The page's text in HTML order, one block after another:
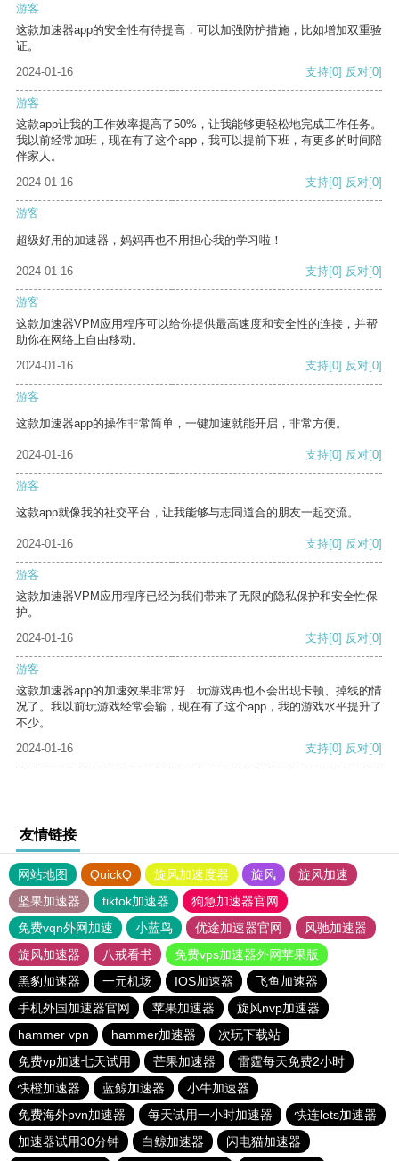
游客
这款加速器app的安全性有待提高，可以加强防护措施，比如增加双重验
证。
2024-01-16
支持[0] 反对[0]
游客
这款app让我的工作效率提高了50%，让我能够更轻松地完成工作任务。
我以前经常加班，现在有了这个app，我可以提前下班，有更多的时间陪
伴家人。
2024-01-16
支持[0] 反对[0]
游客
超级好用的加速器，妈妈再也不用担心我的学习啦！
2024-01-16 支持[0] 反对[0]
游客
这款加速器VPM应用程序可以给你提供最高速度和安全性的连接，并帮
助你在网络上自由移动。
2024-01-16
支持[0] 反对[0]
游客
这款加速器app的操作非常简单，一键加速就能开启，非常方便。
2024-01-16 支持[0] 反对[0]
游客
这款app就像我的社交平台，让我能够与志同道合的朋友一起交流。
2024-01-16 支持[0] 反对[0]
游客
这款加速器VPM应用程序已经为我们带来了无限的隐私保护和安全性保
护。
2024-01-16
支持[0] 反对[0]
游客
这款加速器app的加速效果非常好，玩游戏再也不会出现卡顿、掉线的情
况了。我以前玩游戏经常会输，现在有了这个app，我的游戏水平提升了
不少。
2024-01-16
支持[0] 反对[0]
友情链接
网站地图 QuickQ 旋风加速度器 旋风
旋风加速
坚果加速器
tiktok加速器
狗急加速器官网
免费vqn外网加速
小蓝鸟 优途加速器官网
风驰加速器
旋风加速器
八戒看书
免费vps加速器外网苹果版
黑豹加速器
一元机场 IOS加速器
飞鱼加速器
手机外国加速器官网
苹果加速器
旋风nvp加速器
hammer vpn
hammer加速器
次玩下载站
免费vp加速七天试用
芒果加速器
雷霆每天免费2小时
快橙加速器
蓝鲸加速器
小牛加速器
免费海外pvn加速器
每天试用一小时加速器
快连lets加速器
加速器试用30分钟
白鲸加速器 闪电猫加速器